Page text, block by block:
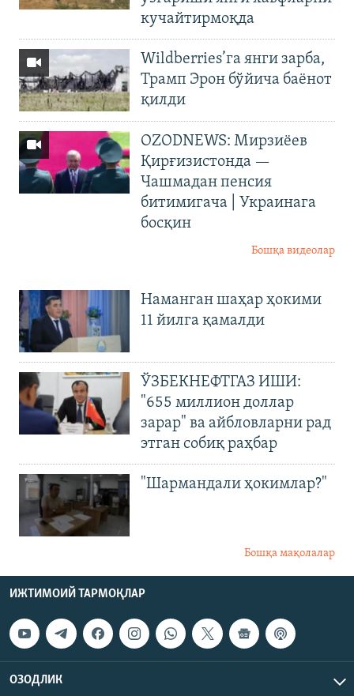
кучайтирмоқда
Wildberries’га янги зарба,
Трамп Эрон бўйича баёнот
қилди
OZODNEWS: Мирзиёев
Қирғизистонда —
Чашмадан пенсия
битимигача | Украинага
босқин
Бошқа видеолар
Наманган шаҳар ҳокими
11 йилга қамалди
ЎЗБЕКНЕФТГАЗ ИШИ:
"655 миллион доллар
зарар" ва айбловларни рад
этган собиқ раҳбар
"Шармандали ҳокимлар?"
Бошқа мақолалар
ИЖТИМОИЙ ТАРМОҚЛАР
ОЗОДЛИК